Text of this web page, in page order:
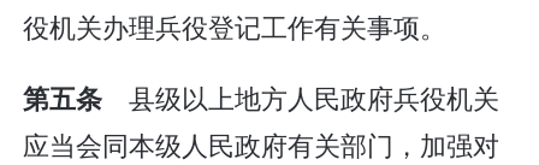
役机关办理兵役登记工作有关事项。
第五条县级以上地方人民政府兵役机关
应当会同本级人民政府有关部门，加强对